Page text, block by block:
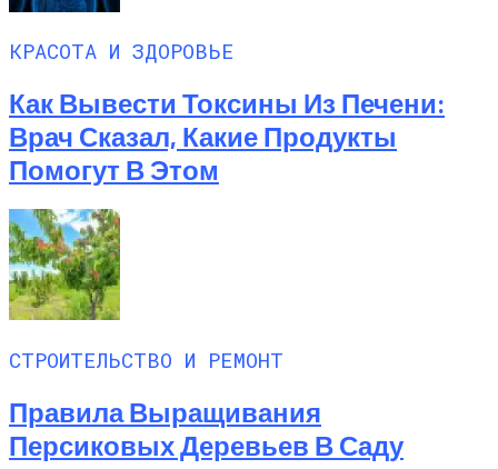
КРАСОТА И ЗДОРОВЬЕ
Как Вывести Токсины Из Печени:
Врач Сказал, Какие Продукты
Помогут В Этом
СТРОИТЕЛЬСТВО И РЕМОНТ
Правила Выращивания
Персиковых Деревьев В Саду